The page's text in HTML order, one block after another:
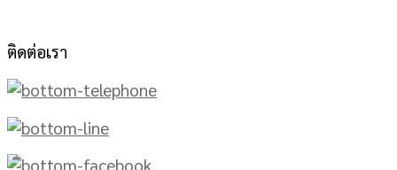
ติดต่อเรา